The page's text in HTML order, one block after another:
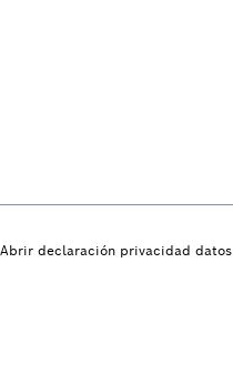
Abrir declaración privacidad datos